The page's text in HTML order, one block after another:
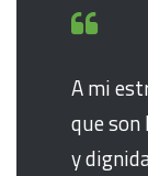
A mi
que
y